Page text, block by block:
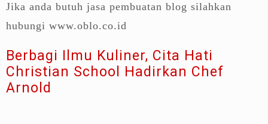
Jika anda butuh jasa pembuatan blog silahkan
hubungi www.oblo.co.id
Berbagi Ilmu Kuliner, Cita Hati
Christian School Hadirkan Chef
Arnold